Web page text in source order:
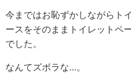
今まではお恥ずかしながらト
ースをそのままトイレットペ
でした。
なんてズボラな…。